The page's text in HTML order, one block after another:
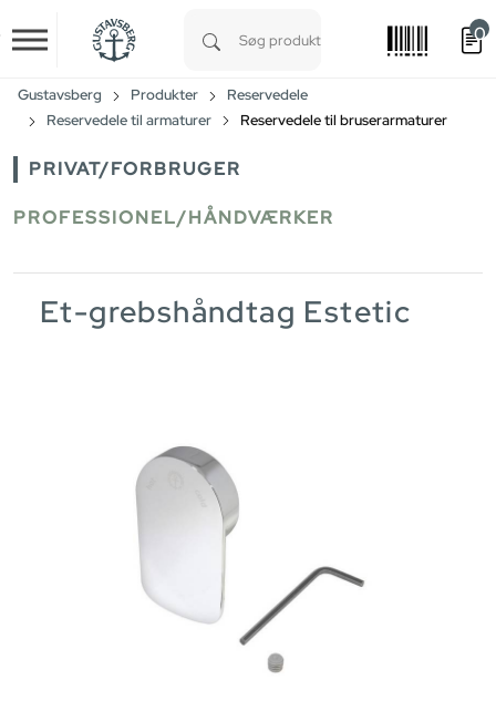
Skip to main content
0
Gustavsberg Produkter
Reservedele
Reservedele til armaturer
Reservedele til bruserarmaturer
PRIVAT/FORBRUGER
PROFESSIONEL/HÅNDVÆRKER
Et-grebshåndtag Estetic